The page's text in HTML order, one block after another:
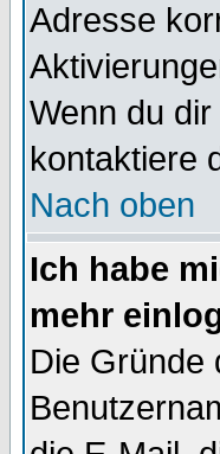
Adresse
Wenn du
kontaktiere
Nach oben
Ich habe
mehr
Die Gründe